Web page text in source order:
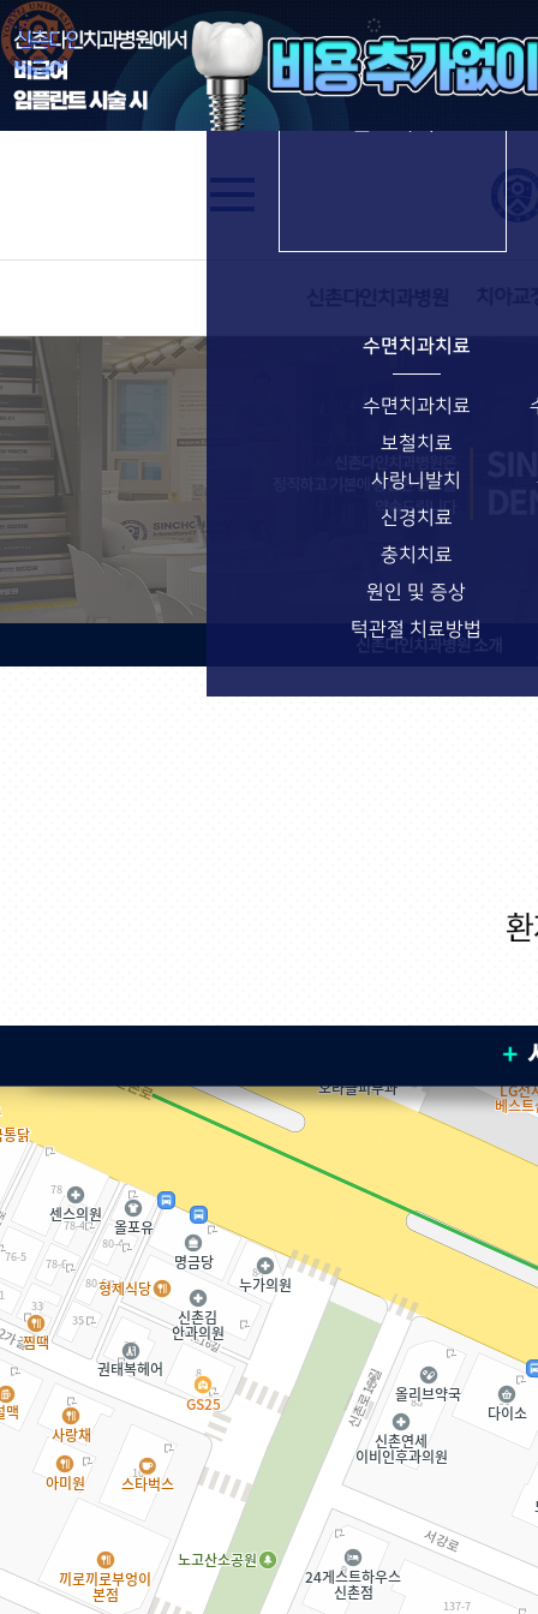
수면임플란트
신촌다인치과병원
수면치과치료
수면치과치료
보철치료
사랑니발치
신경치료
충치치료
원인 및 증상
턱관절 치료방법
신촌다인치과병원 소개